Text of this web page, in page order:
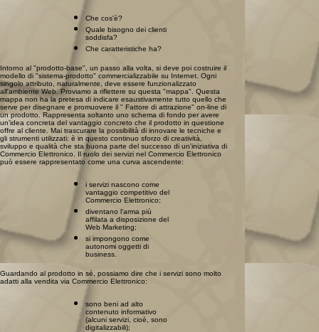
Che cos'è?
Quale bisogno dei clienti
soddisfa?
Che caratteristiche ha?
Intorno al "prodotto-base", un passo alla volta, si deve poi costruire il
modello di "sistema-prodotto" commercializzabile su Internet. Ogni
singolo attributo, naturalmente, deve essere funzionalizzato
all'ambiente Web. Proviamo a riflettere su questa "mappa". Questa
mappa non ha la pretesa di indicare esaustivamente tutto quello che
serve per disegnare e promuovere il " Fattore di attrazione" on-line di
un prodotto. Rappresenta soltanto uno schema di fondo per avere
un'idea concreta del vantaggio concreto che il prodotto in questione
offre al cliente. Mai trascurare la possibilità di innovare le tecniche e
gli strumenti utilizzati: è in questo continuo sforzo di creatività,
sviluppo e qualità che sta buona parte del successo di un'iniziativa di
Commercio Elettronico. Il ruolo dei servizi nel Commercio Elettronico
può essere rappresentato come una curva ascendente:
i servizi nascono come
vantaggio competitivo del
Commercio Elettronico;
diventano l'arma più
affilata a disposizione del
Web Marketing;
si impongono come
autonomi oggetti di
business.
Guardando al prodotto in sé, possiamo dire che i servizi sono molto
adatti alla vendita via Commercio Elettronico:
sono beni ad alto
contenuto informativo
(alcuni servizi, cioè, sono
digitalizzabili);